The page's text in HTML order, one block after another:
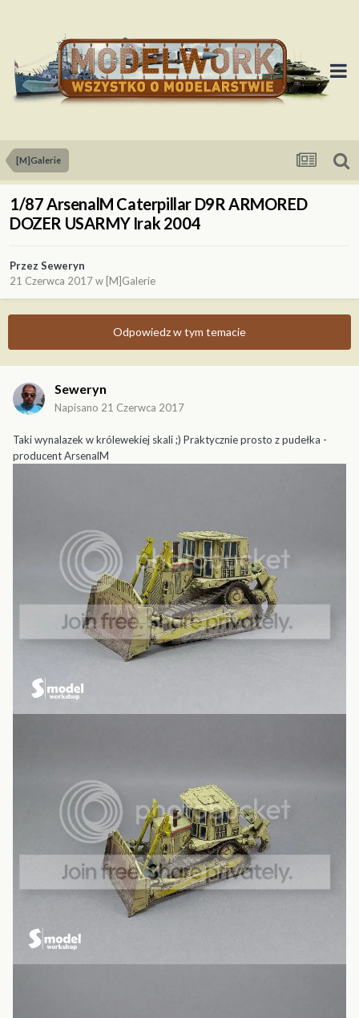
[M]Galerie
1/87 ArsenalM Caterpillar D9R ARMORED
DOZER USARMY Irak 2004
Przez Seweryn
21 Czerwca 2017w [M]Galerie
Odpowiedz w tym temacie
Seweryn
Napisano 21 Czerwca 2017
Taki wynalazek w królewekiej skali ;) Praktycznie prosto z pudełka -
producent ArsenalM